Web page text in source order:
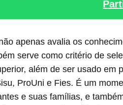
apenas avalia os
serve como critério de
além de ser usado em
ProUni e Fies. É um
e suas famílias, e